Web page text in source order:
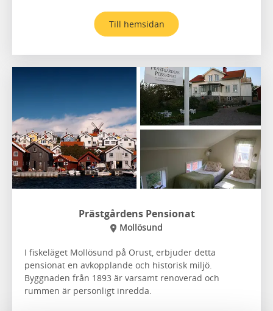
Till hemsidan
Prästgårdens Pensionat
Mollösund
I fiskeläget Mollösund på Orust, erbjuder detta
pensionat en avkopplande och historisk miljö.
Byggnaden från 1893 är varsamt renoverad och
rummen är personligt inredda.